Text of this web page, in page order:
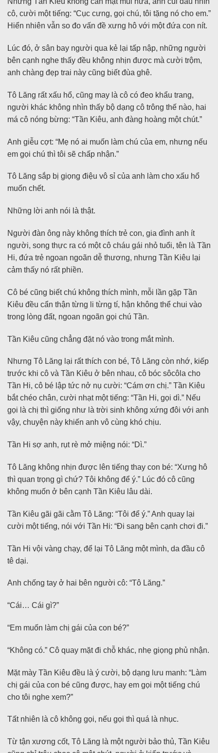
cô, cười một tiếng: “Cục cưng, gọi chú, tôi tặng nó cho em.”
Hiển nhiên vẫn so đo vấn đề xưng hô với một đứa con nít.
Lúc đó, ở sân bay người qua kẻ lại tấp nập, những người
bên cạnh nghe thấy đều không nhịn được mà cười trộm,
anh chàng đẹp trai này cũng biết đùa ghê.
Tô Lăng rất xấu hổ, cũng may là cô có đeo khẩu trang,
người khác không nhìn thấy bộ dạng cô trông thế nào, hai
má cô nóng bừng: “Tần Kiêu, anh đàng hoàng một chút.”
Anh giễu cợt: “Mẹ nó ai muốn làm chú của em, nhưng nếu
em gọi chú thì tôi sẽ chấp nhận.”
Tô Lăng sắp bị giọng điệu vô sỉ của anh làm cho xấu hổ
muốn chết.
Những lời anh nói là thật.
Người đàn ông này không thích trẻ con, gia đình anh ít
người, song thực ra có một cô cháu gái nhỏ tuổi, tên là Tần
Hi, đứa trẻ ngoan ngoãn dễ thương, nhưng Tần Kiêu lại
cảm thấy nó rất phiền.
Cô bé cũng biết chú không thích mình, mỗi lần gặp Tần
Kiêu đều cẩn thận từng li từng tí, hận không thể chui vào
trong lòng đất, ngoan ngoãn gọi chú Tần.
Tần Kiêu cũng chẳng đặt nó vào trong mắt mình.
Nhưng Tô Lăng lại rất thích con bé, Tô Lăng còn nhớ, kiếp
trước khi cô và Tần Kiêu ở bên nhau, cô bóc sôcôla cho
Tần Hi, cô bé lập tức nở nụ cười: “Cám ơn chị.” Tần Kiêu
bắt chéo chân, cười nhạt một tiếng: “Tần Hi, gọi dì.” Nếu
gọi là chị thì giống như là trời sinh không xứng đôi với anh
vậy, chuyện này khiến anh vô cùng khó chịu.
Tần Hi sợ anh, rụt rè mở miệng nói: “Dì.”
Tô Lăng không nhịn được lên tiếng thay con bé: “Xưng hô
thì quan trọng gì chứ? Tôi không để ý.” Lúc đó cô cũng
không muốn ở bên cạnh Tần Kiêu lâu dài.
Tần Kiêu gãi gãi cằm Tô Lăng: “Tôi để ý.” Anh quay lại
cười một tiếng, nói với Tần Hi: “Đi sang bên cạnh chơi đi.”
Tần Hi vội vàng chạy, để lại Tô Lăng một mình, da đầu cô
tê dại.
Anh chống tay ở hai bên người cô: “Tô Lăng.”
“Cái… Cái gì?”
“Em muốn làm chị gái của con bé?”
“Không có.” Cô quay mặt đi chỗ khác, nhẹ giọng phủ nhận.
Mặt mày Tần Kiêu đều là ý cười, bộ dạng lưu manh: “Làm
chị gái của con bé cũng được, hay em gọi một tiếng chú
cho tôi nghe xem?”
Tất nhiên là cô không gọi, nếu gọi thì quá là nhục.
Từ tận xương cốt, Tô Lăng là một người bảo thủ, Tần Kiêu